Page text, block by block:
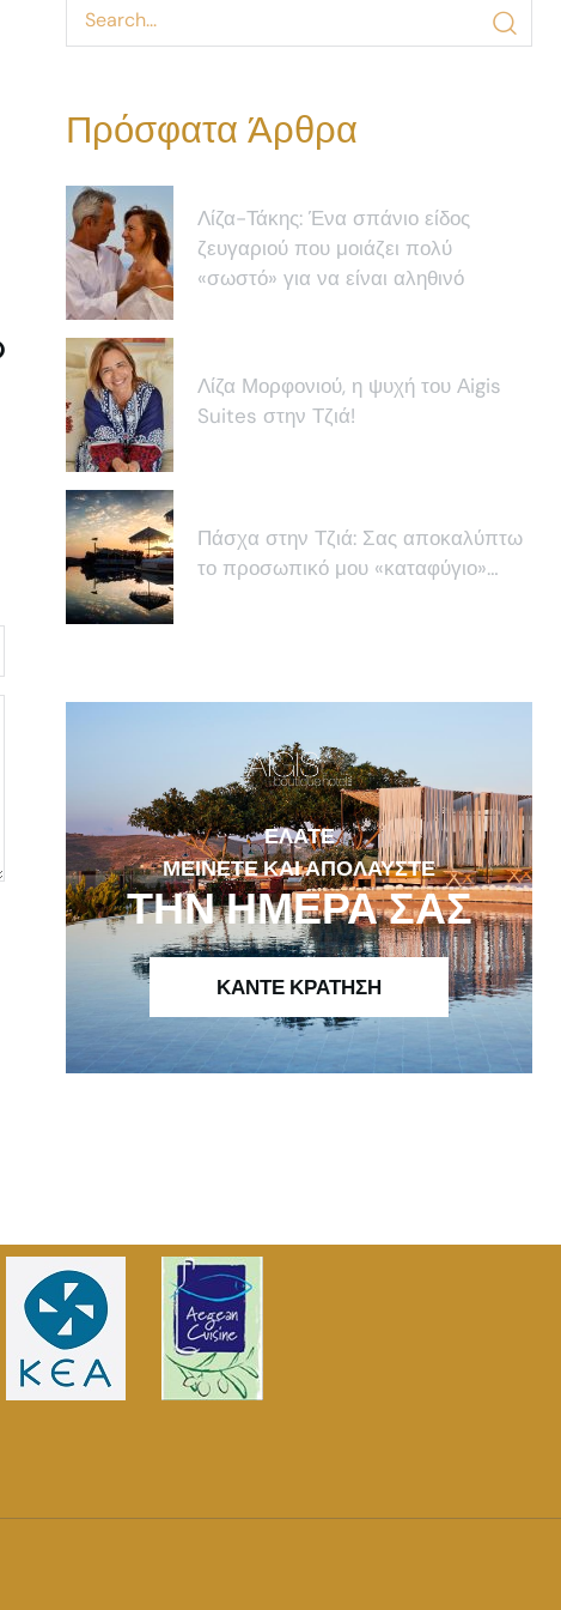
Πρόσφατα Άρθρα
Λίζα-Τάκης: Ένα σπάνιο είδος
ζευγαριού που μοιάζει πολύ
«σωστό» για να είναι αληθινό
Λίζα Μορφονιού, η ψυχή του Αigis
Suites στην Τζιά!
Πάσχα στην Τζιά: Σας αποκαλύπτω
το προσωπικό μου «καταφύγιο»…
ΕΛΆΤΕ
ΜΕΊΝΕΤΕ ΚΑΙ ΑΠΟΛΑΎΣΤΕ
ΤΗΝ ΗΜΈΡΑ ΣΑΣ
ΚΑΝΤΕ ΚΡΑΤΗΣΗ